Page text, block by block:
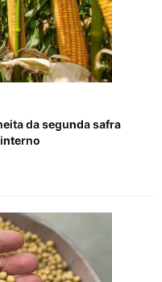
da segunda safra